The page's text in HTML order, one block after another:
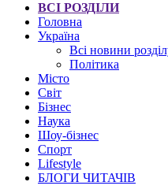
ВСІ РОЗДІЛИ
Головна
Україна
Всі новини
Політика
Місто
Світ
Бізнес
Наука
Шоу-бізнес
Спорт
Lifestyle
БЛОГИ ЧИТАЧІВ